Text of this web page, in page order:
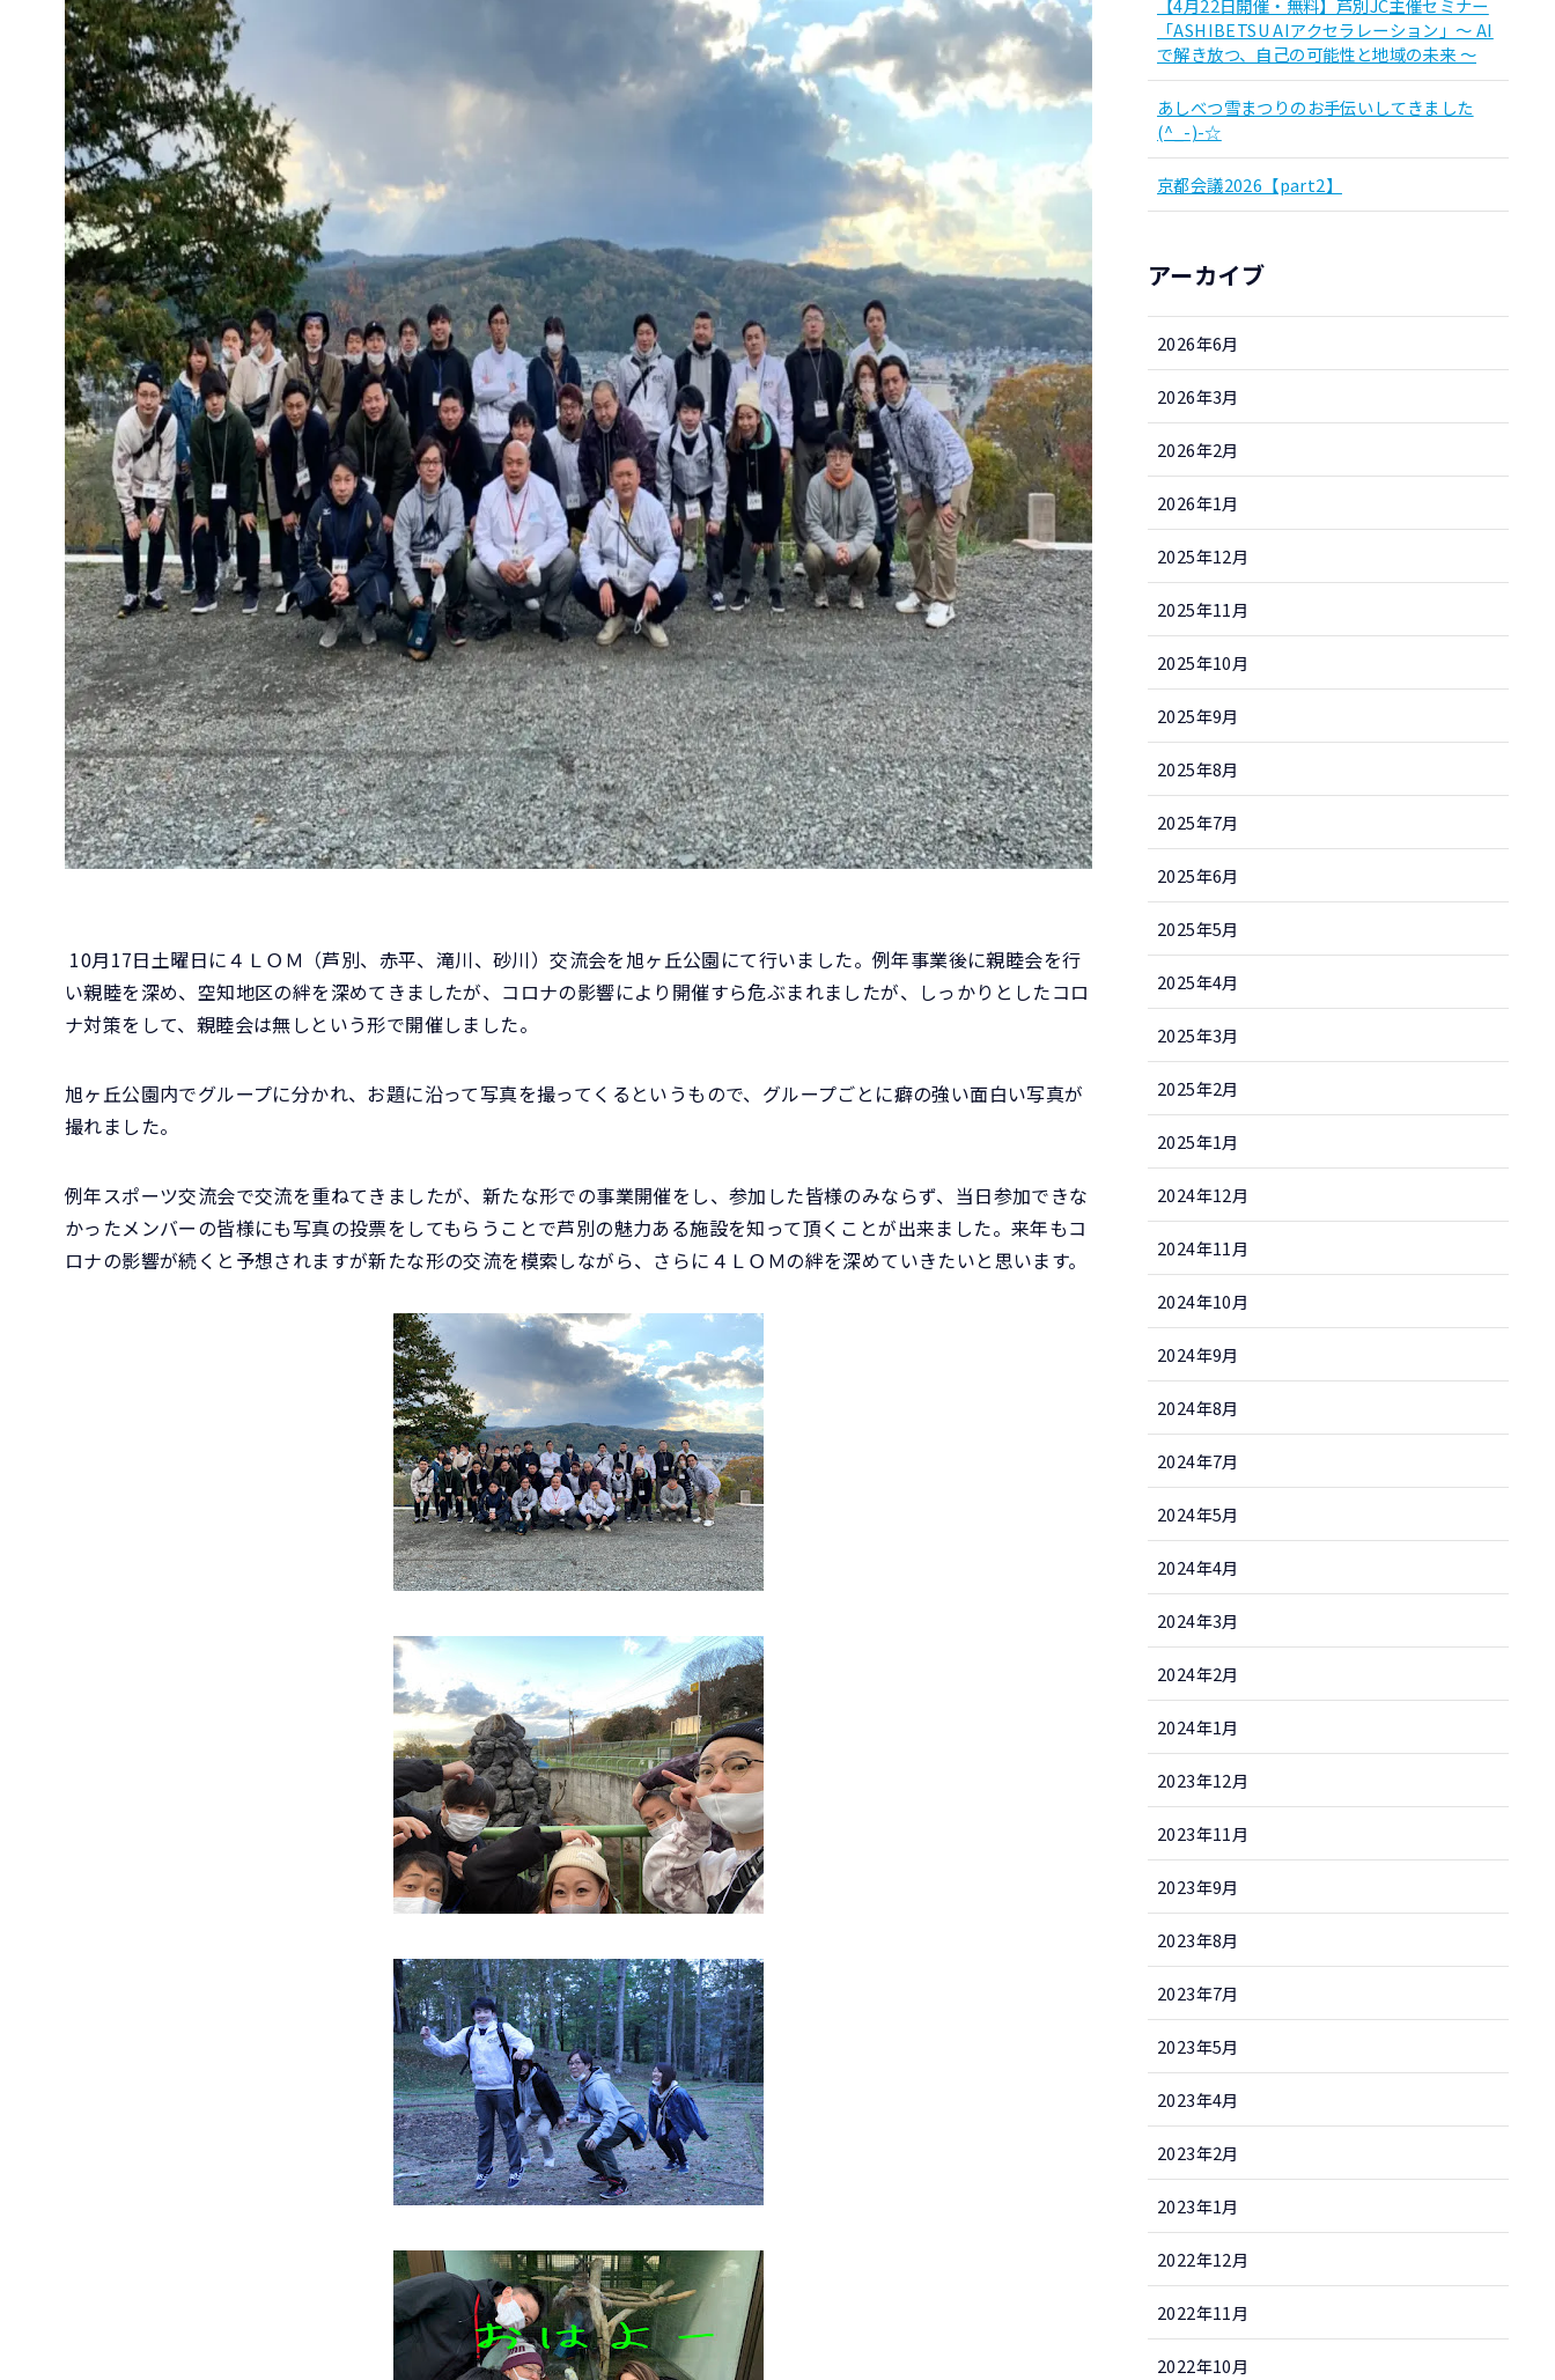
10月17日土曜日に４ＬＯＭ（芦別、赤平、滝川、砂川）交流会を旭ヶ丘公園にて行いました。例年事業後に親睦会を行
い親睦を深め、空知地区の絆を深めてきましたが、コロナの影響により開催すら危ぶまれましたが、しっかりとしたコロ
ナ対策をして、親睦会は無しという形で開催しました。
旭ヶ丘公園内でグループに分かれ、お題に沿って写真を撮ってくるというもので、グループごとに癖の強い面白い写真が
撮れました。
例年スポーツ交流会で交流を重ねてきましたが、新たな形での事業開催をし、参加した皆様のみならず、当日参加できな
かったメンバーの皆様にも写真の投票をしてもらうことで芦別の魅力ある施設を知って頂くことが出来ました。来年もコ
ロナの影響が続くと予想されますが新たな形の交流を模索しながら、さらに４ＬＯＭの絆を深めていきたいと思います。
【4月22日開催・無料】芦別JC主催セミナー
「ASHIBETSU AIアクセラレーション」～ AI
で解き放つ、自己の可能性と地域の未来 ～
あしべつ雪まつりのお手伝いしてきました
(^_-)-☆
京都会議2026【part2】
アーカイブ
2026年6月
2026年3月
2026年2月
2026年1月
2025年12月
2025年11月
2025年10月
2025年9月
2025年8月
2025年7月
2025年6月
2025年5月
2025年4月
2025年3月
2025年2月
2025年1月
2024年12月
2024年11月
2024年10月
2024年9月
2024年8月
2024年7月
2024年5月
2024年4月
2024年3月
2024年2月
2024年1月
2023年12月
2023年11月
2023年9月
2023年8月
2023年7月
2023年5月
2023年4月
2023年2月
2023年1月
2022年12月
2022年11月
2022年10月